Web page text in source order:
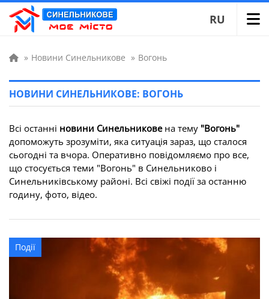
RU
» Новини Синельникове » Вогонь
НОВИНИ СИНЕЛЬНИКОВЕ: ВОГОНЬ
Всі останні новини Синельниковена тему "Вогонь"
допоможуть зрозуміти, яка ситуація зараз, що сталося
сьогодні та вчора. Оперативно повідомляємо про все,
що стосується теми "Вогонь" в Синельниково і
Синельниківському районі. Всі свіжі події за останню
годину, фото, відео.
Події